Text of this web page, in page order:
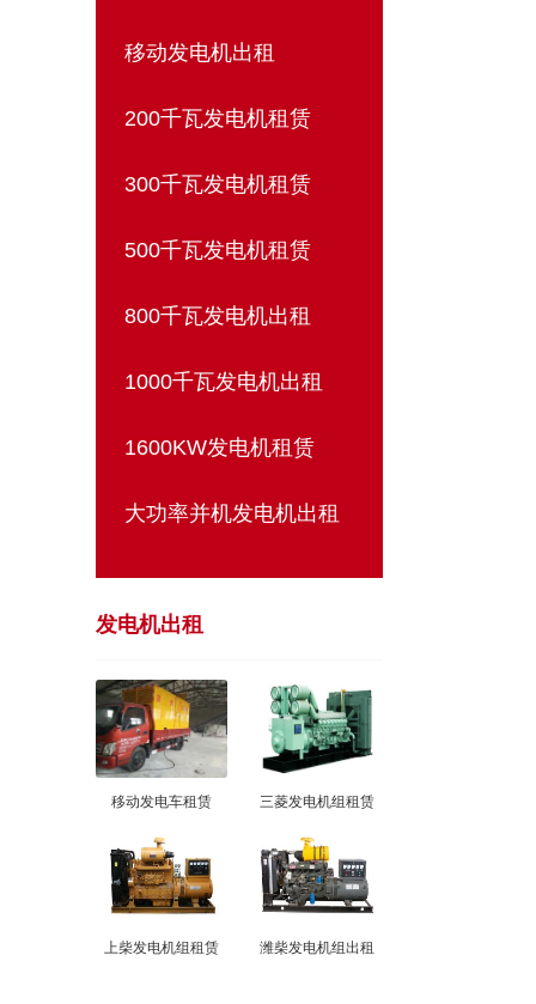
移动发电机出租
200千瓦发电机租赁
300千瓦发电机租赁
500千瓦发电机租赁
800千瓦发电机出租
1000千瓦发电机出租
1600KW发电机租赁
大功率并机发电机出租
发电机出租
移动发电车租赁 三菱发电机组租赁
上柴发电机组租赁 潍柴发电机组出租